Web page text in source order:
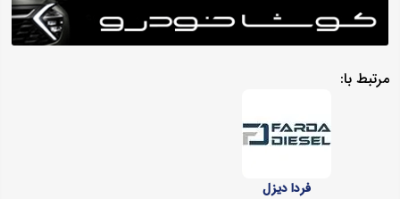
مرتبط با:
فردا دیزل